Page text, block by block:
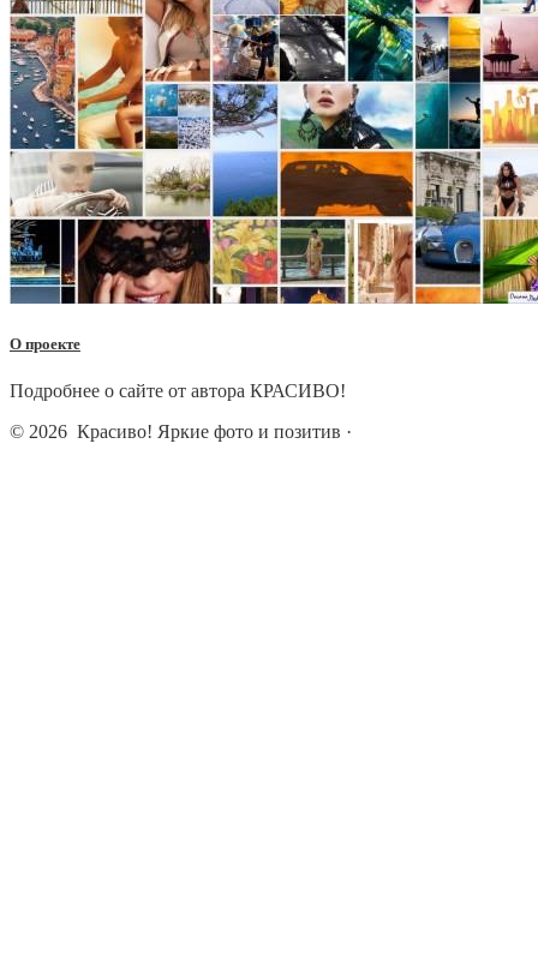
О проекте
Подробнее о сайте от автора КРАСИВО!
© 2026 Красиво! Яркие фото и позитив ·